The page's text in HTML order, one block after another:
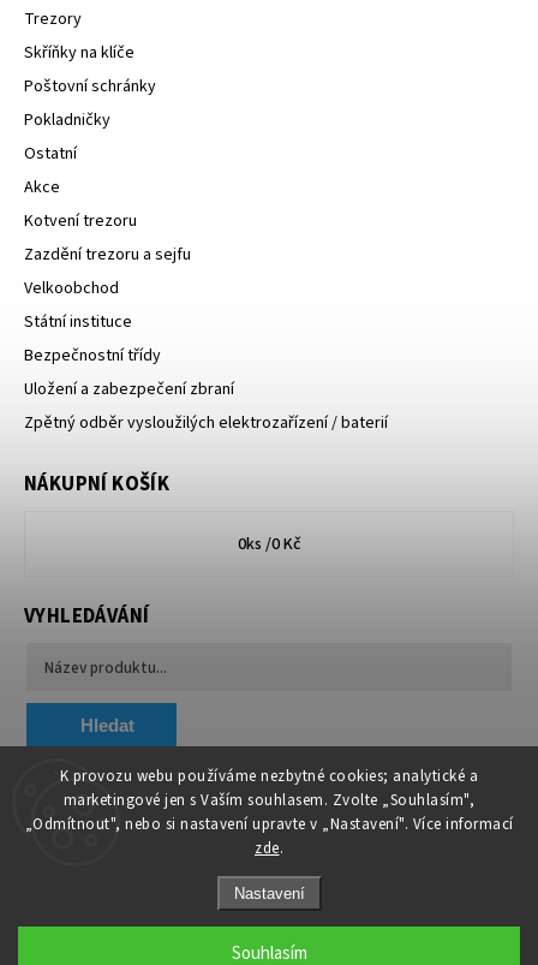
K provozu webu používáme nezbytné cookies; analytické a
marketingové jen s Vaším souhlasem. Zvolte „Souhlasím",
„Odmítnout", nebo si nastavení upravte v „Nastavení". Více informací
zde.
Nastavení
Souhlasím
Trezory
Skříňky na klíče
Poštovní schránky
Pokladničky
Ostatní
Akce
Kotvení trezoru
Zazdění trezoru a sejfu
Velkoobchod
Státní instituce
Bezpečnostní třídy
Uložení a zabezpečení zbraní
Zpětný odběr vysloužilých elektrozařízení / baterií
NÁKUPNÍ KOŠÍK
0ks /0 Kč
VYHLEDÁVÁNÍ
Hledat
Chytit a koupit VA & MA, s.r.o.